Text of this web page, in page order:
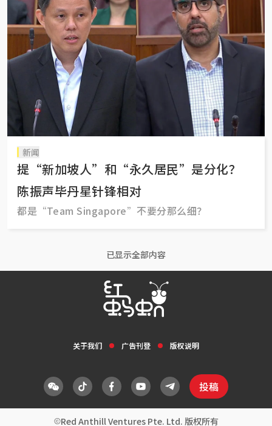
新闻
提“新加坡人”和“永久居民”是分化？
陈振声毕丹星针锋相对
都是“Team Singapore”不要分那么细？
已显示全部内容
关于我们 广告刊登 版权说明
投稿
Red Anthill Ventures Pte. Ltd. 版权所有